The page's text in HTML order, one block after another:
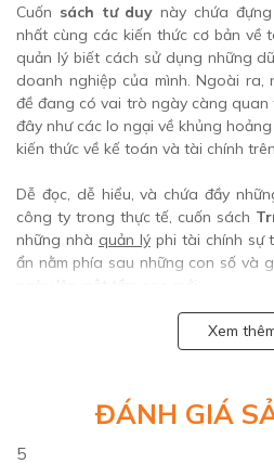
Cuốn sách tư duy này chứa
nhất cùng các kiến thức cơ bản về
quản lý biết cách sử dụng những
doanh nghiệp của mình. Ngoài ra,
đề đang có vai trò ngày càng
đây như các lo ngại về khủng hoảng
kiến thức về kế toán và tài chính
Dễ đọc, dễ hiểu, và chứa đầy
công ty trong thực tế, cuốn sách
những nhà quản lýphi tài chính sự
ẩn nằm phía sau những con số và
ngày lên một tầm cao mới.
Karen Berman và Joe Knight
những nhà quản lý tại các tổ chức
Pacific Life, GM và Tyco
cho nhiều báo, trong đó có
Xem
ĐÁNH GIÁ
5